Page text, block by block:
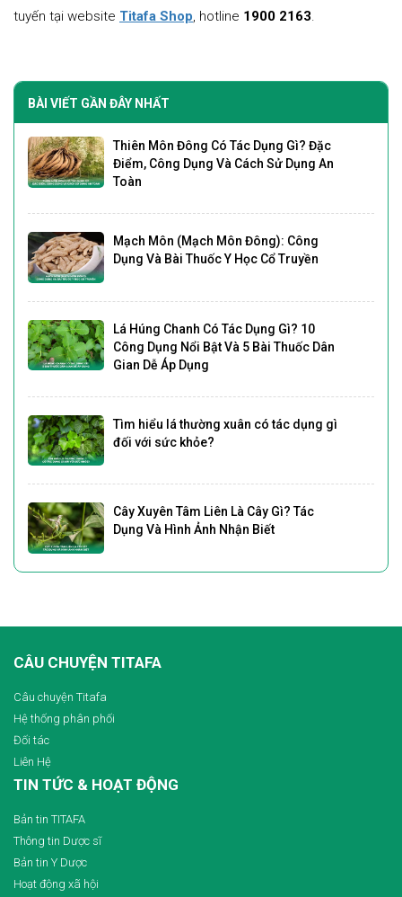
tuyến tại website Titafa Shop, hotline 1900 2163.
BÀI VIẾT GẦN ĐÂY NHẤT
Thiên Môn Đông Có Tác Dụng Gì? Đặc
Điểm, Công Dụng Và Cách Sử Dụng An
Toàn
Mạch Môn (Mạch Môn Đông): Công
Dụng Và Bài Thuốc Y Học Cổ Truyền
Lá Húng Chanh Có Tác Dụng Gì? 10
Công Dụng Nổi Bật Và 5 Bài Thuốc Dân
Gian Dễ Áp Dụng
Tìm hiểu lá thường xuân có tác dụng gì
đối với sức khỏe?
Cây Xuyên Tâm Liên Là Cây Gì? Tác
Dụng Và Hình Ảnh Nhận Biết
CÂU CHUYỆN TITAFA
Câu chuyện Titafa
Hệ thống phân phối
Đối tác
Liên Hệ
TIN TỨC & HOẠT ĐỘNG
Bản tin TITAFA
Thông tin Dược sĩ
Bản tin Y Dược
Hoạt động xã hội